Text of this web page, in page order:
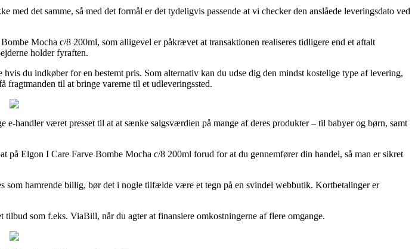
det samme, så med det formål er det tydeligvis passende at vi checker den anslåede leveringsdato ved
Mocha c/8 200ml, som alligevel er påkrævet at transaktionen realiseres tidligere end et aftalt
holder fyraften.
du indkøber for en bestemt pris. Som alternativ kan du udse dig den mindst kostelige type af levering,
til at bringe varerne til et udleveringssted.
handler været presset til at at sænke salgsværdien på mange af deres produkter – til babyer og børn, samt
Elgon I Care Farve Bombe Mocha c/8 200ml forud for at du gennemfører din handel, så man er sikret
hamrende billig, bør det i nogle tilfælde være et tegn på en svindel webbutik. Kortbetalinger er
som f.eks. ViaBill, når du agter at finansiere omkostningerne af flere omgange.